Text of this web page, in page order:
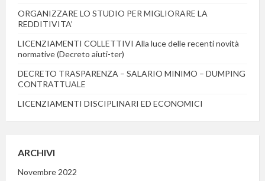
ORGANIZZARE LO STUDIO PER MIGLIORARE LA
REDDITIVITA’
LICENZIAMENTI COLLETTIVI Alla luce delle recenti novità
normative (Decreto aiuti-ter)
DECRETO TRASPARENZA – SALARIO MINIMO – DUMPING
CONTRATTUALE
LICENZIAMENTI DISCIPLINARI ED ECONOMICI
ARCHIVI
Novembre 2022